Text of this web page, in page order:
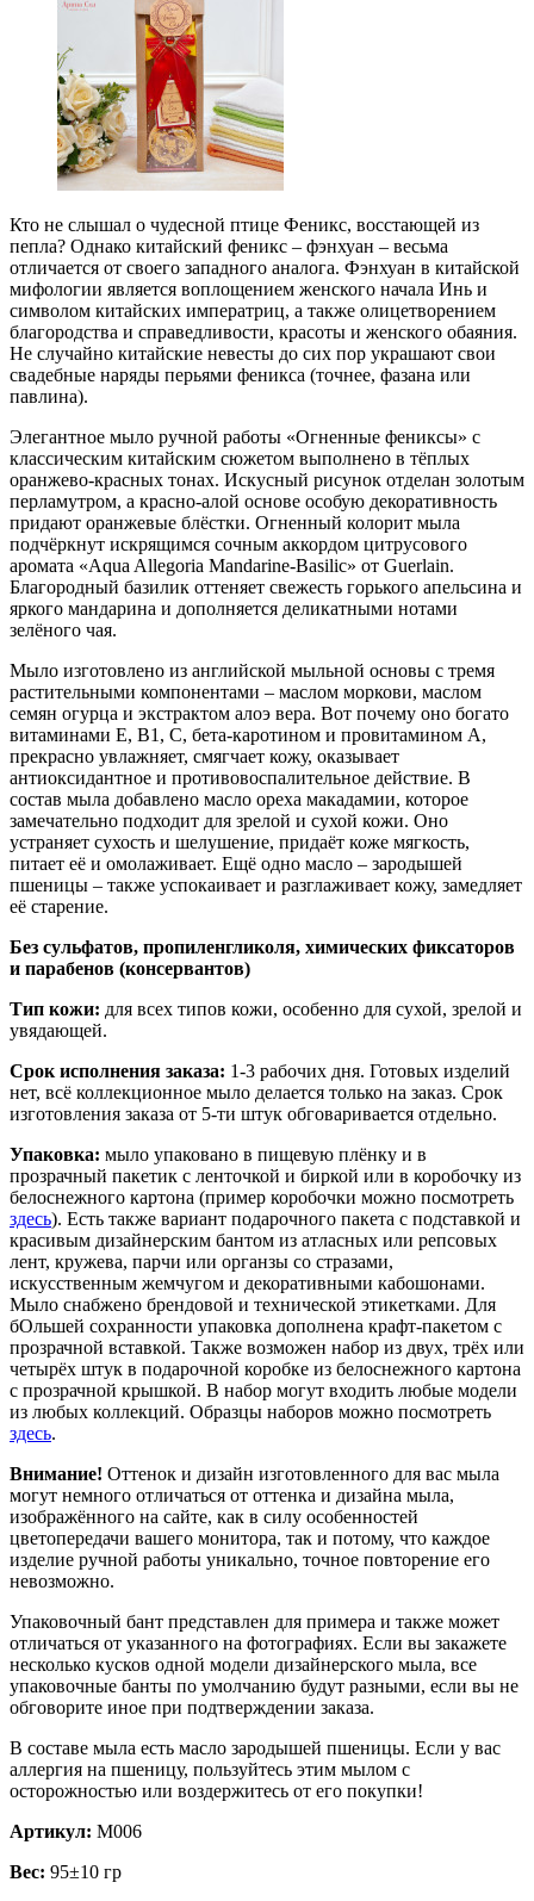
Кто не слышал о чудесной птице Феникс, восстающей из
пепла? Однако китайский феникс – фэнхуан – весьма
отличается от своего западного аналога. Фэнхуан в китайской
мифологии является воплощением женского начала Инь и
символом китайских императриц, а также олицетворением
благородства и справедливости, красоты и женского обаяния.
Не случайно китайские невесты до сих пор украшают свои
свадебные наряды перьями феникса (точнее, фазана или
павлина).
Элегантное мыло ручной работы «Огненные фениксы» с
классическим китайским сюжетом выполнено в тёплых
оранжево-красных тонах. Искусный рисунок отделан золотым
перламутром, а красно-алой основе особую декоративность
придают оранжевые блёстки. Огненный колорит мыла
подчёркнут искрящимся сочным аккордом цитрусового
аромата «Aqua Allegoria Mandarine-Basilic» от Guerlain.
Благородный базилик оттеняет свежесть горького апельсина и
яркого мандарина и дополняется деликатными нотами
зелёного чая.
Мыло изготовлено из английской мыльной основы с тремя
растительными компонентами – маслом моркови, маслом
семян огурца и экстрактом алоэ вера. Вот почему оно богато
витаминами Е, В1, С, бета-каротином и провитамином А,
прекрасно увлажняет, смягчает кожу, оказывает
антиоксидантное и противовоспалительное действие. В
состав мыла добавлено масло ореха макадамии, которое
замечательно подходит для зрелой и сухой кожи. Оно
устраняет сухость и шелушение, придаёт коже мягкость,
питает её и омолаживает. Ещё одно масло – зародышей
пшеницы – также успокаивает и разглаживает кожу, замедляет
её старение.
Без сульфатов, пропиленгликоля, химических фиксаторов
и парабенов (консервантов)
Тип кожи: для всех типов кожи, особенно для сухой, зрелой и
увядающей.
Срок исполнения заказа: 1-3 рабочих дня. Готовых изделий
нет, всё коллекционное мыло делается только на заказ. Срок
изготовления заказа от 5-ти штук обговаривается отдельно.
Упаковка: мыло упаковано в пищевую плёнку и в
прозрачный пакетик с ленточкой и биркой или в коробочку из
белоснежного картона (пример коробочки можно посмотреть
здесь). Есть также вариант подарочного пакета с подставкой и
красивым дизайнерским бантом из атласных или репсовых
лент, кружева, парчи или органзы со стразами,
искусственным жемчугом и декоративными кабошонами.
Мыло снабжено брендовой и технической этикетками. Для
бОльшей сохранности упаковка дополнена крафт-пакетом с
прозрачной вставкой. Также возможен набор из двух, трёх или
четырёх штук в подарочной коробке из белоснежного картона
с прозрачной крышкой. В набор могут входить любые модели
из любых коллекций. Образцы наборов можно посмотреть
здесь.
Внимание! Оттенок и дизайн изготовленного для вас мыла
могут немного отличаться от оттенка и дизайна мыла,
изображённого на сайте, как в силу особенностей
цветопередачи вашего монитора, так и потому, что каждое
изделие ручной работы уникально, точное повторение его
невозможно.
Упаковочный бант представлен для примера и также может
отличаться от указанного на фотографиях. Если вы закажете
несколько кусков одной модели дизайнерского мыла, все
упаковочные банты по умолчанию будут разными, если вы не
обговорите иное при подтверждении заказа.
В составе мыла есть масло зародышей пшеницы. Если у вас
аллергия на пшеницу, пользуйтесь этим мылом с
осторожностью или воздержитесь от его покупки!
Артикул: М006
Вес: 95±10 гр